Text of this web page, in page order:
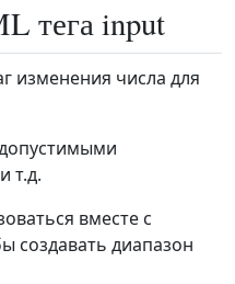
тега input
изменения числа для
т.д.
вместе с
создавать диапазон